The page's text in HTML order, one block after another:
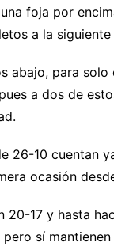
foja por
a la siguiente
abajo, para
a dos de
26-10 cuentan
ocasión
20-17 y hasta
sí